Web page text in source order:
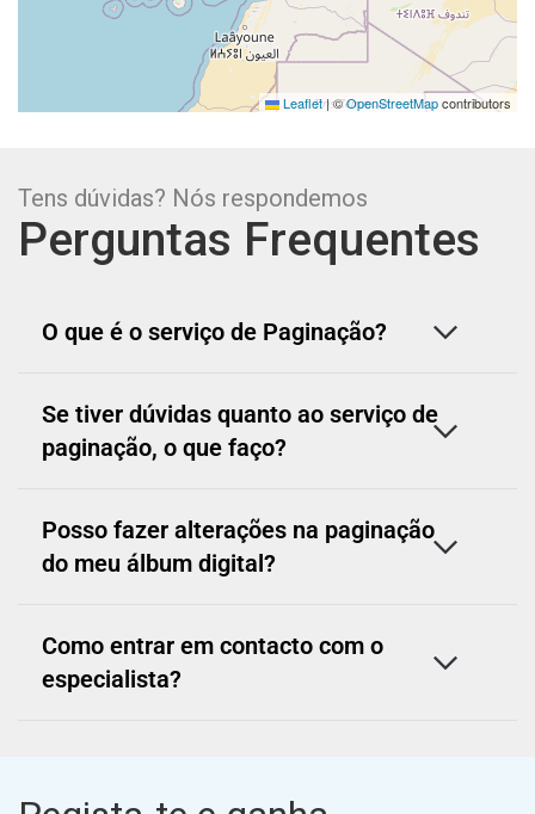
Leaflet|©OpenStreetMapcontributors
Tens dúvidas? Nós respondemos
Perguntas Frequentes
O que é o serviço de Paginação?
Se tiver dúvidas quanto ao serviço de
paginação, o que faço?
Posso fazer alterações na paginação
do meu álbum digital?
Como entrar em contacto com o
especialista?